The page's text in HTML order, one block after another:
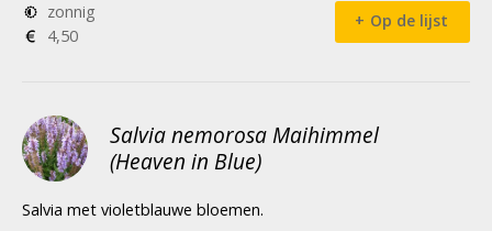
zonnig
4,50
Op de lijst
Salvia nemorosa Maihimmel
(Heaven in Blue)
Salvia met violetblauwe bloemen.